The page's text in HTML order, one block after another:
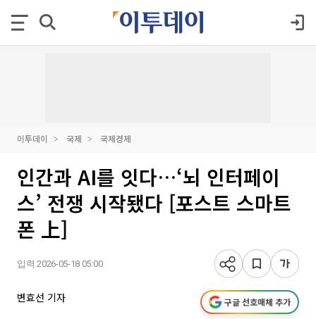
이투데이 국제 국제경제
인간과 AI를 잇다…‘뇌 인터페이
스’ 전쟁 시작됐다 [포스트 스마트
폰 上]
입력 2026-05-18 05:00
변효선 기자 구글 선호매체 추가